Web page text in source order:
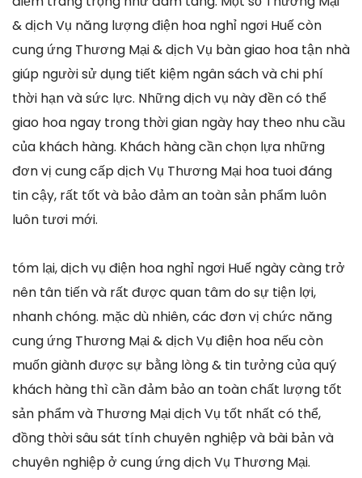
& dịch Vụ năng lượng điện hoa nghỉ ngơi Huế còn
cung ứng Thương Mại & dịch Vụ bàn giao hoa tận nhà
giúp người sử dụng tiết kiệm ngân sách và chi phí
thời hạn và sức lực. Những dịch vụ này đền có thể
giao hoa ngay trong thời gian ngày hay theo nhu cầu
của khách hàng. Khách hàng cần chọn lựa những
đơn vị cung cấp dịch Vụ Thương Mại hoa tuoi đáng
tin cậy, rất tốt và bảo đảm an toàn sản phẩm luôn
luôn tươi mới.
tóm lại, dịch vụ điện hoa nghỉ ngơi Huế ngày càng trở
nên tân tiến và rất được quan tâm do sự tiện lợi,
nhanh chóng. mặc dù nhiên, các đơn vị chức năng
cung ứng Thương Mại & dịch Vụ điện hoa nếu còn
muốn giành được sự bằng lòng & tin tưởng của quý
khách hàng thì cần đảm bảo an toàn chất lượng tốt
sản phẩm và Thương Mại dịch Vụ tốt nhất có thể,
đồng thời sâu sát tính chuyên nghiệp và bài bản và
chuyên nghiệp ở cung ứng dịch Vụ Thương Mại.